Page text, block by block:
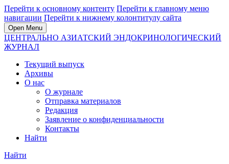
Перейти к основному контенту Перейти к главному меню
навигации Перейти к нижнему колонтитулу сайта
Open Menu
ЦЕНТРАЛЬНО АЗИАТСКИЙ ЭНДОКРИНОЛОГИЧЕСКИЙ
ЖУРНАЛ
Текущий выпуск
Архивы
О нас
О журнале
Отправка материалов
Редакция
Заявление о конфиденциальности
Контакты
Найти
Найти